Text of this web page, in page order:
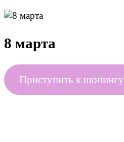
8 марта
Приступить к шопингу